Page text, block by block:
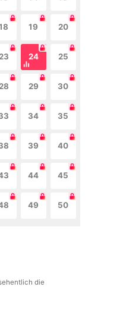
19 20
24 25
29 30
34 35
39 40
44 45
49 50
die